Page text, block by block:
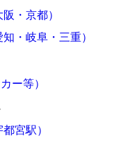
・京都）
・岐阜・三重）
ー等）
宮駅）